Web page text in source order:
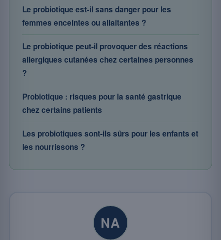
Le probiotique est-il sans danger pour les
femmes enceintes ou allaitantes ?
Le probiotique peut-il provoquer des réactions
allergiques cutanées chez certaines personnes
?
Probiotique : risques pour la santé gastrique
chez certains patients
Les probiotiques sont-ils sûrs pour les enfants et
les nourrissons ?
NA